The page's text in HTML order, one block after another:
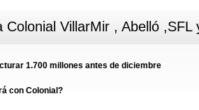
Colonial VillarMir , Abelló
1.700 millones antes de diciembre
con Colonial?